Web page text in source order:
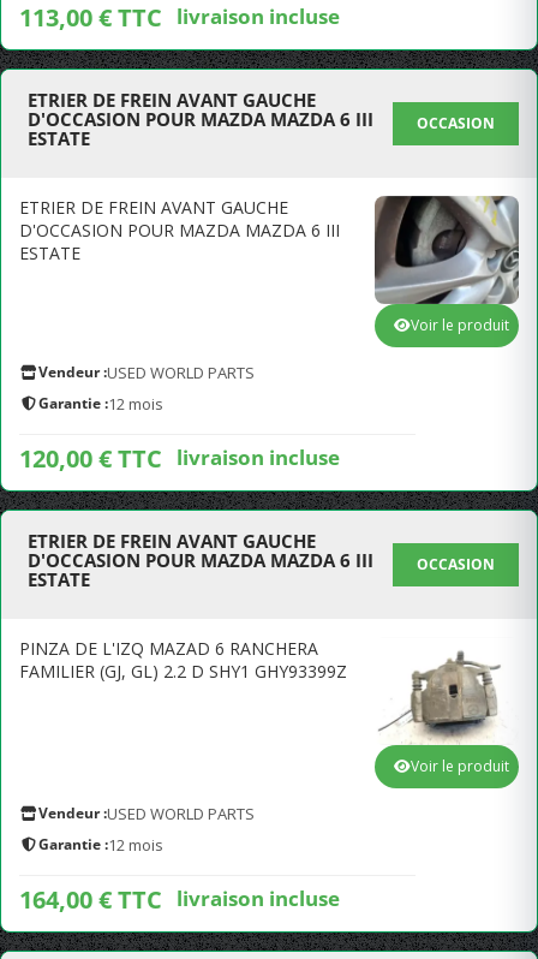
113,00 € TTC livraison incluse
ETRIER DE FREIN AVANT GAUCHE
D'OCCASION POUR MAZDA MAZDA 6 III
ESTATE
OCCASION
ETRIER DE FREIN AVANT GAUCHE
D'OCCASION POUR MAZDA MAZDA 6 III
ESTATE
Vendeur :USED WORLD PARTS
Garantie :12 mois
120,00 € TTC livraison incluse
Voir le produit
ETRIER DE FREIN AVANT GAUCHE
D'OCCASION POUR MAZDA MAZDA 6 III
ESTATE
OCCASION
PINZA DE L'IZQ MAZAD 6 RANCHERA
FAMILIER (GJ, GL) 2.2 D SHY1 GHY93399Z
Vendeur :USED WORLD PARTS
Garantie :12 mois
164,00 € TTC livraison incluse
Voir le produit